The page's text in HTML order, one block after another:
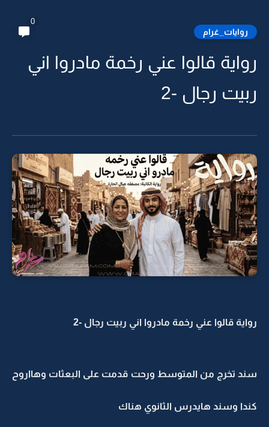
روايات_غرام
0
رواية قالوا عني رخمة مادروا اني
ربيت رجال -2
رواية قالوا عني رخمة مادروا اني ربيت رجال -2
سند تخرج من المتوسط ورحت قدمت على البعثات وهااروح
كندا وسند هايدرس الثانوي هناك